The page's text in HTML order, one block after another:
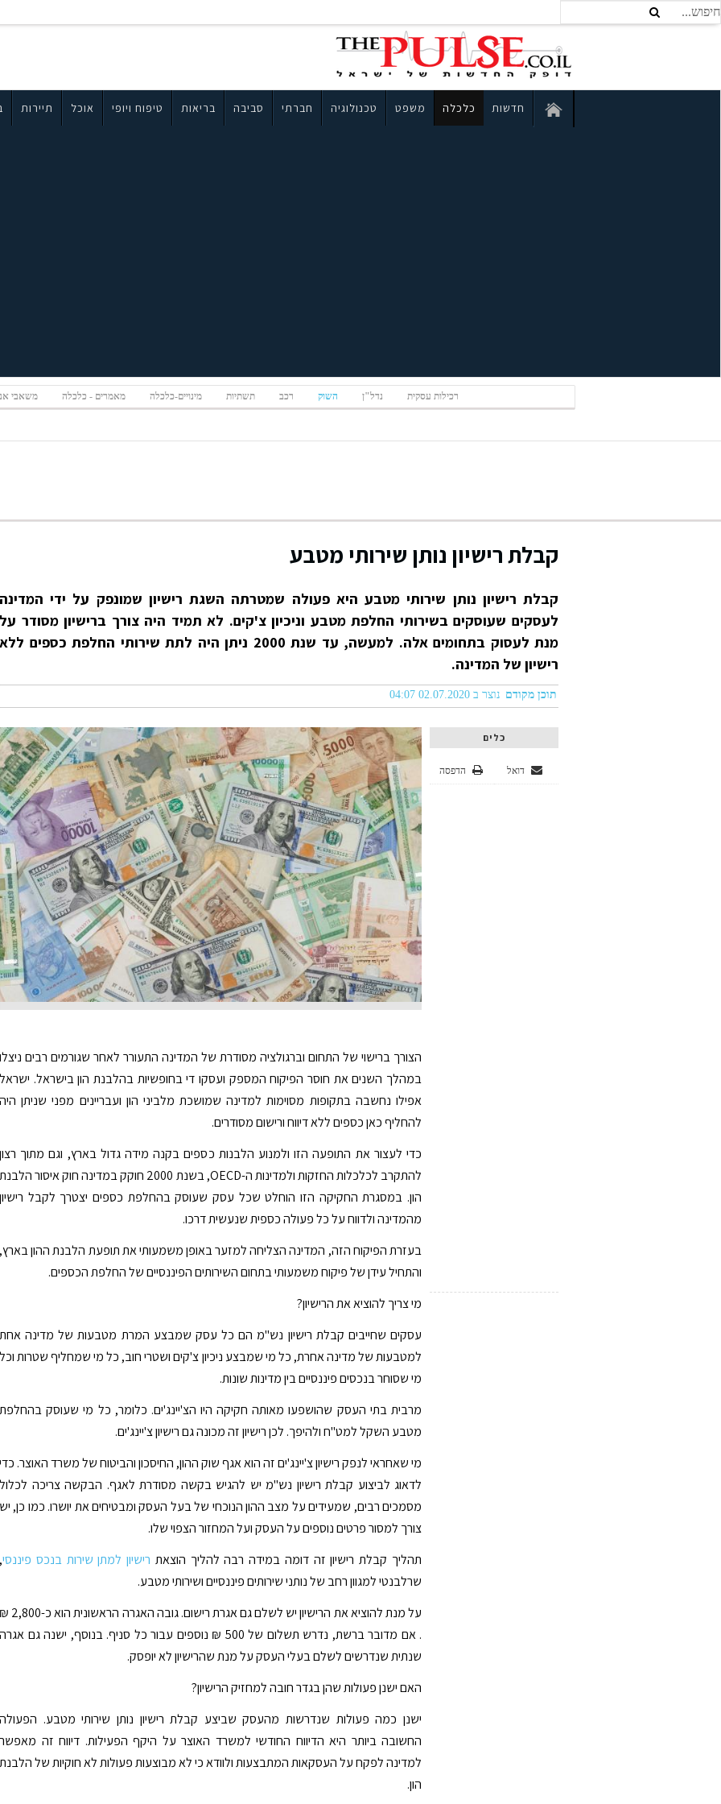
חדשות כלכלה משפט טכנולוגיה חברתי סביבה בריאות טיפוח ויופי אוכל תיירות
רכילות עסקית נדל"ן השוק רכב תשתיות מינויים-כלכלה מאמרים - כלכלה משאבי
קבלת רישיון נותן שירותי מטבע
קבלת רישיון נותן שירותי מטבע היא פעולה שמטרתה השגת רישיון שמונפק על ידי המדינה
לעסקים שעוסקים בשירותי החלפת מטבע וניכיון צ'קים. לא תמיד היה צורך ברישיון מסודר על
מנת לעסוק בתחומים אלה. למעשה, עד שנת 2000 ניתן היה לתת שירותי החלפת כספים ללא
רישיון של המדינה.
תוכן מקודם נוצר ב 02.07.2020 04:07
כלים
הדפסה דואל
הצורך ברישוי של התחום וברגולציה מסודרת של המדינה התעורר לאחר שגורמים רבים ניצלו
במהלך השנים את חוסר הפיקוח המספק ועסקו די בחופשיות בהלבנת הון בישראל. ישראל
אפילו נחשבה בתקופות מסוימות למדינה שמושכת מלביני הון ועבריינים מפני שניתן היה
להחליף כאן כספים ללא דיווח ורישום מסודרים.
כדי לעצור את התופעה הזו ולמנוע הלבנות כספים בקנה מידה גדול בארץ, וגם מתוך רצון
להתקרב לכלכלות החזקות ולמדינות ה-OECD, בשנת 2000 חוקק במדינה חוק איסור הלבנת
הון. במסגרת החקיקה הזו הוחלט שכל עסק שעוסק בהחלפת כספים יצטרך לקבל רישיון
מהמדינה ולדווח על כל פעולה כספית שנעשית דרכו.
בעזרת הפיקוח הזה, המדינה הצליחה למזער באופן משמעותי את תופעת הלבנת ההון בארץ,
והתחיל עידן של פיקוח משמעותי בתחום השירותים הפיננסיים של החלפת הכספים.
מי צריך להוציא את הרישיון?
עסקים שחייבים קבלת רישיון נש"מ הם כל עסק שמבצע המרת מטבעות של מדינה אחת
למטבעות של מדינה אחרת, כל מי שמבצע ניכיון צ'קים ושטרי חוב, כל מי שמחליף שטרות וכל
מי שסוחר בנכסים פיננסיים בין מדינות שונות.
מרבית בתי העסק שהושפעו מאותה חקיקה היו הצ'יינג'ים. כלומר, כל מי שעוסק בהחלפת
מטבע השקל למט"ח ולהיפך. לכן רישיון זה מכונה גם רישיון צ'יינג'ים.
מי שאחראי לנפק רישיון צ'יינג'ים זה הוא אגף שוק ההון, החיסכון והביטוח של משרד האוצר. כדי
לדאוג לביצוע קבלת רישיון נש"מ יש להגיש בקשה מסודרת לאגף. הבקשה צריכה לכלול
מסמכים רבים, שמעידים על מצב ההון הנוכחי של בעל העסק ומבטיחים את יושרו. כמו כן, יש
צורך למסור פרטים נוספים על העסק ועל המחזור הצפוי שלו.
תהליך קבלת רישיון זה דומה במידה רבה להליך הוצאת רישיון למתן שירות בנכס פיננסי,
שרלבנטי למגוון רחב של נותני שירותים פיננסיים ושירותי מטבע.
על מנת להוציא את הרישיון יש לשלם גם אגרת רישום. גובה האגרה הראשונית הוא כ-2,800 ₪
. אם מדובר ברשת, נדרש תשלום של 500 ₪ נוספים עבור כל סניף. בנוסף, ישנה גם אגרה
שנתית שנדרשים לשלם בעלי העסק על מנת שהרישיון לא יופסק.
האם ישנן פעולות שהן בגדר חובה למחזיק הרישיון?
ישנן כמה פעולות שנדרשות מהעסק שביצע קבלת רישיון נותן שירותי מטבע. הפעולה
החשובה ביותר היא הדיווח החודשי למשרד האוצר על היקף הפעילות. דיווח זה מאפשר
למדינה לפקח על העסקאות המתבצעות ולוודא כי לא מבוצעות פעולות לא חוקיות של הלבנת
הון.